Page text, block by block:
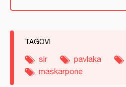
TAGOVI
sir pavlaka
maskarpone